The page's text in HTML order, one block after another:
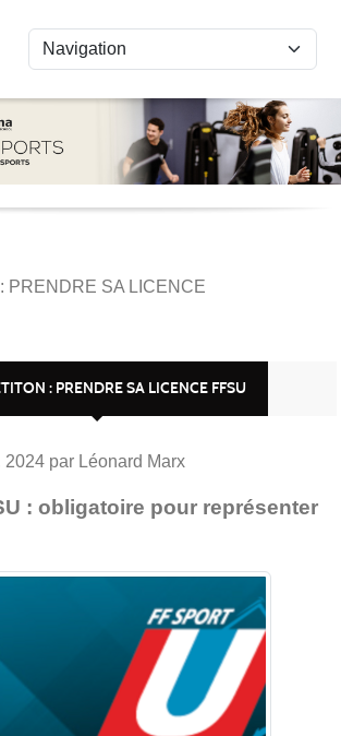
PRENDRE SA LICENCE
: PRENDRE SA LICENCE FFSU
2024 par Léonard Marx
: obligatoire pour représenter